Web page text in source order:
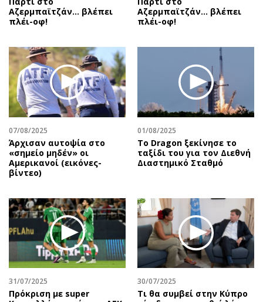
Αζερμπαϊτζάν… βλέπει
πλέι-οφ!
Αζερμπαϊτζάν… βλέπει
πλέι-οφ!
07/08/2025
Άρχισαν αυτοψία στο
«σημείο μηδέν» οι
Αμερικανοί (εικόνες-
βίντεο)
01/08/2025
Το Dragon ξεκίνησε το
ταξίδι του για τον Διεθνή
Διαστημικό Σταθμό
31/07/2025
Πρόκριση με super
30/07/2025
Τι θα συμβεί στην Κύπρο